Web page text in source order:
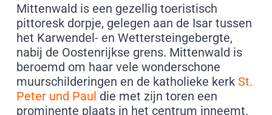
Mittenwald is een gezellig toeristisch
pittoresk dorpje, gelegen aan de Isar tussen
het Karwendel- en Wettersteingebergte,
nabij de Oostenrijkse grens. Mittenwald is
beroemd om haar vele wonderschone
muurschilderingen en de katholieke kerk St.
Peter und Paul die met zijn toren een
prominente plaats in het centrum inneemt.